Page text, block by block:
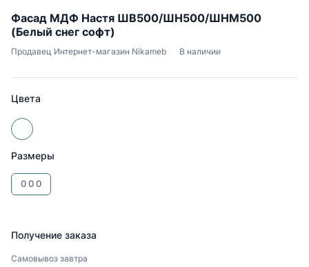
Фасад МДФ Настя ШВ500/ШН500/ШНМ500
(Белый снег софт)
Продавец Интернет-магазин Nikameb В наличии
Цвета
Размеры
000
Получение заказа
Самовывоз завтра